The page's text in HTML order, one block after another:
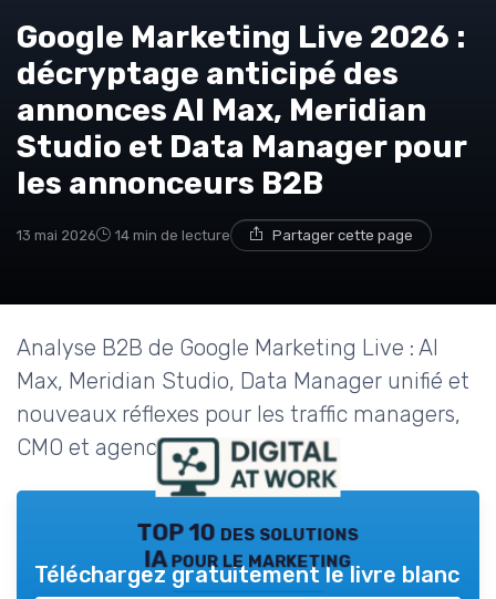
Google Marketing Live 2026 :
décryptage anticipé des
annonces AI Max, Meridian
Studio et Data Manager pour
les annonceurs B2B
13 mai 2026 14 min de lecture Partager cette page
Analyse B2B de Google Marketing Live : AI
Max, Meridian Studio, Data Manager unifié et
nouveaux réflexes pour les traffic managers,
CMO et agences SEA.
TOP 10 des solutions
IA pour le marketing
Téléchargez gratuitement le livre blanc